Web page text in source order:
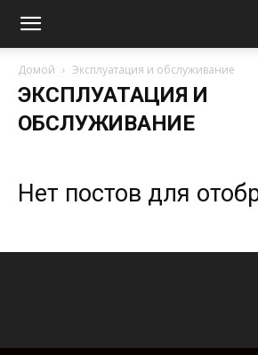
Домой Эксплуатация и обслуживание
ЭКСПЛУАТАЦИЯ И
ОБСЛУЖИВАНИЕ
Нет постов для